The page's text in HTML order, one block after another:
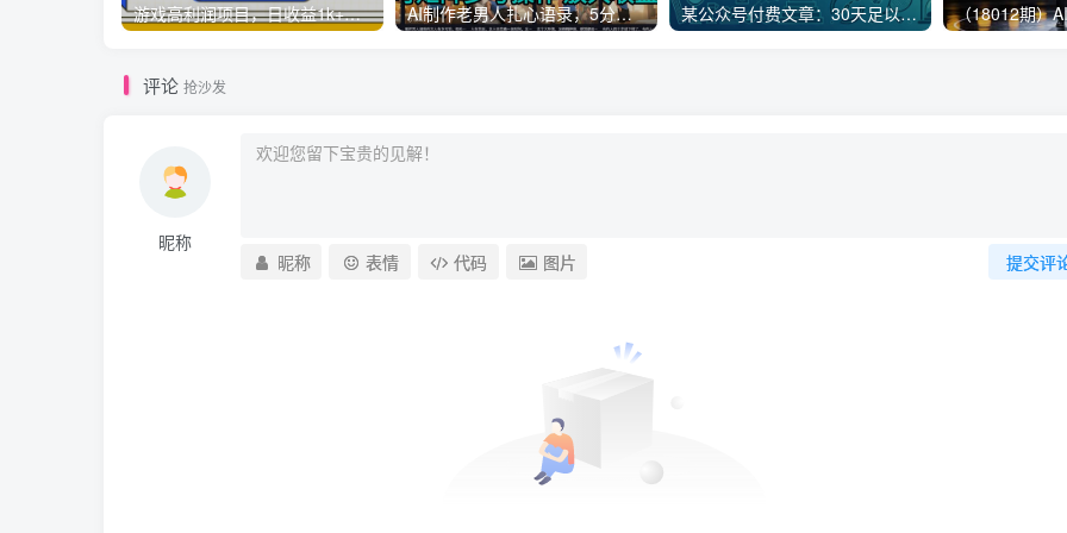
游戏高利润项目，日收益1k+，全自动，无需值守，解放双手，小白轻松上手【揭秘】 AI制作老男人扎心语录，5分钟一条，操作简单，流量非常大，保姆级教程 某公众号付费文章：30天足以让你在任何一个领域实现突破
评论 抢沙发
昵称
提交评
昵称 表情 代码 图片